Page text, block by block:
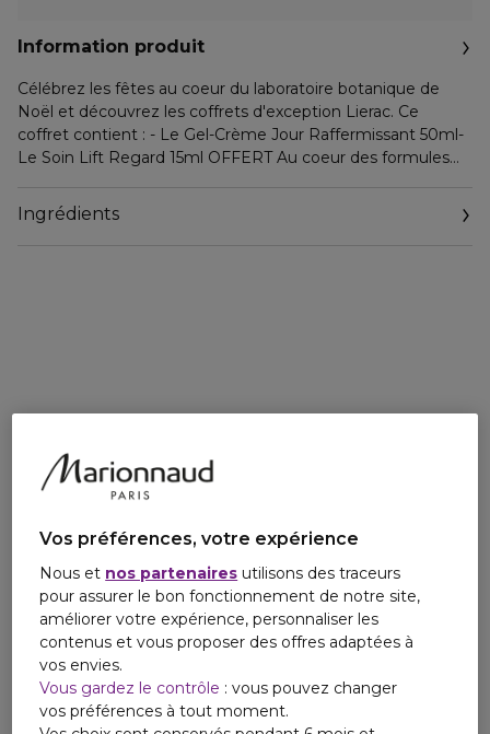
Information produit
Célébrez les fêtes au coeur du laboratoire botanique de
Noël et découvrez les coffrets d'exception Lierac. Ce
coffret contient : - Le Gel-Crème Jour Raffermissant 50ml-
Le Soin Lift Regard 15ml OFFERT Au coeur des formules
de la peau en agissant sur ses composants essentiels
(collagène, élastine, acide hyaluronique) mais aussi sur les
d'ingrédients d'origine naturelle. Convient aux peaux
Soin Lift Regard : sublime et lisse le contour des yeux grâce
à sa texture fine et fondante. Son embout en céramique
apporte une sensation de fraicheur immédiate pour une
naturelle. Convient à tous les types de peaux, même
sensibles*. *testé sous contrôle dermatologique et
ophtalmologique.
Ingrédients
Vos préférences, votre expérience
Nous et nos partenaires utilisons des traceurs
pour assurer le bon fonctionnement de notre site,
améliorer votre expérience, personnaliser les
contenus et vous proposer des offres adaptées à
vos envies.
Vous gardez le contrôle : vous pouvez changer
vos préférences à tout moment.